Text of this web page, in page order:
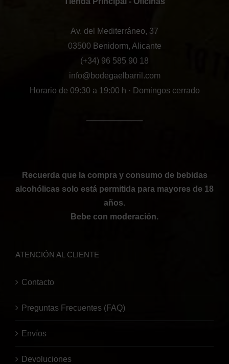
Av. del Mediterráneo, 37
03500 Benidorm, Alicante
(+34) 96 585 90 18
info@bodegaelbarril.com
Horario de 09:30 a 19:00 h · Domingos cerrado
──────────
Recuerda que la compra y consumo de bebidas
alcohólicas solo está permitida para mayores de 18
años.
Bebe con moderación.
ATENCIÓN AL CLIENTE
Contacto
Preguntas Frecuentes (FAQ)
Envíos
Devoluciones